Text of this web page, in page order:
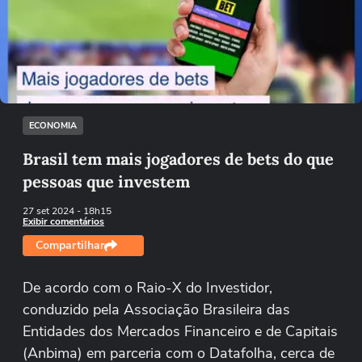
Não foi possível reproduzir o vídeo
Tentar novamente
ECONOMIA
Brasil tem mais jogadores de bets do que
pessoas que investem
27 set 2024- 18h15
Exibir comentários
Compartilhar
De acordo com o Raio-X do Investidor,
conduzido pela Associação Brasileira das
Entidades dos Mercados Financeiro e de Capitais
(Anbima) em parceria com o Datafolha, cerca de